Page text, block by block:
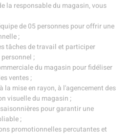
la responsable du magasin, vous
de 05 personnes pour offrir une
;
tâches de travail et participer
;
du magasin pour fidéliser
ventes ;
la mise en rayon, à l'agencement des
visuelle du magasin ;
pour garantir une
;
promotionnelles percutantes et